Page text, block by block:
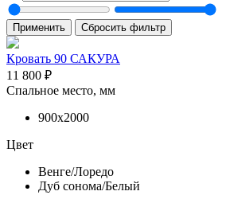
Применить Сбросить фильтр
Кровать 90 САКУРА
11 800 ₽
Спальное место, мм
900х2000
Цвет
Венге/Лоредо
Дуб сонома/Белый